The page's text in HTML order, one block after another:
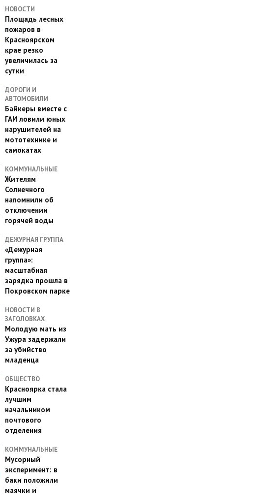
НОВОСТИ
Площадь лесных
пожаров в
Красноярском
крае резко
увеличилась за
сутки
ДОРОГИ И
АВТОМОБИЛИ
Байкеры вместе с
ГАИ ловили юных
нарушителей на
мототехнике и
самокатах
КОММУНАЛЬНЫЕ
Жителям
Солнечного
напомнили об
отключении
горячей воды
ДЕЖУРНАЯ ГРУППА
«Дежурная
группа»:
масштабная
зарядка прошла в
Покровском парке
НОВОСТИ В
ЗАГОЛОВКАХ
Молодую мать из
Ужура задержали
за убийство
младенца
ОБЩЕСТВО
Красноярка стала
лучшим
начальником
почтового
отделения
КОММУНАЛЬНЫЕ
Мусорный
эксперимент: в
баки положили
маячки и